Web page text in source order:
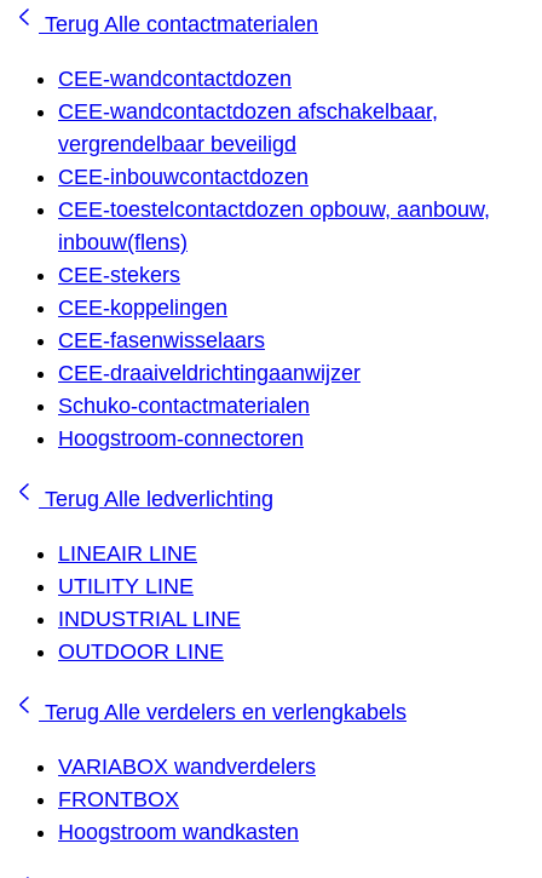
Terug Alle contactmaterialen
CEE-wandcontactdozen
CEE-wandcontactdozen afschakelbaar,
vergrendelbaar beveiligd
CEE-inbouwcontactdozen
CEE-toestelcontactdozen opbouw, aanbouw,
inbouw(flens)
CEE-stekers
CEE-koppelingen
CEE-fasenwisselaars
CEE-draaiveldrichtingaanwijzer
Schuko-contactmaterialen
Hoogstroom-connectoren
Terug Alle ledverlichting
LINEAIR LINE
UTILITY LINE
INDUSTRIAL LINE
OUTDOOR LINE
Terug Alle verdelers en verlengkabels
VARIABOX wandverdelers
FRONTBOX
Hoogstroom wandkasten